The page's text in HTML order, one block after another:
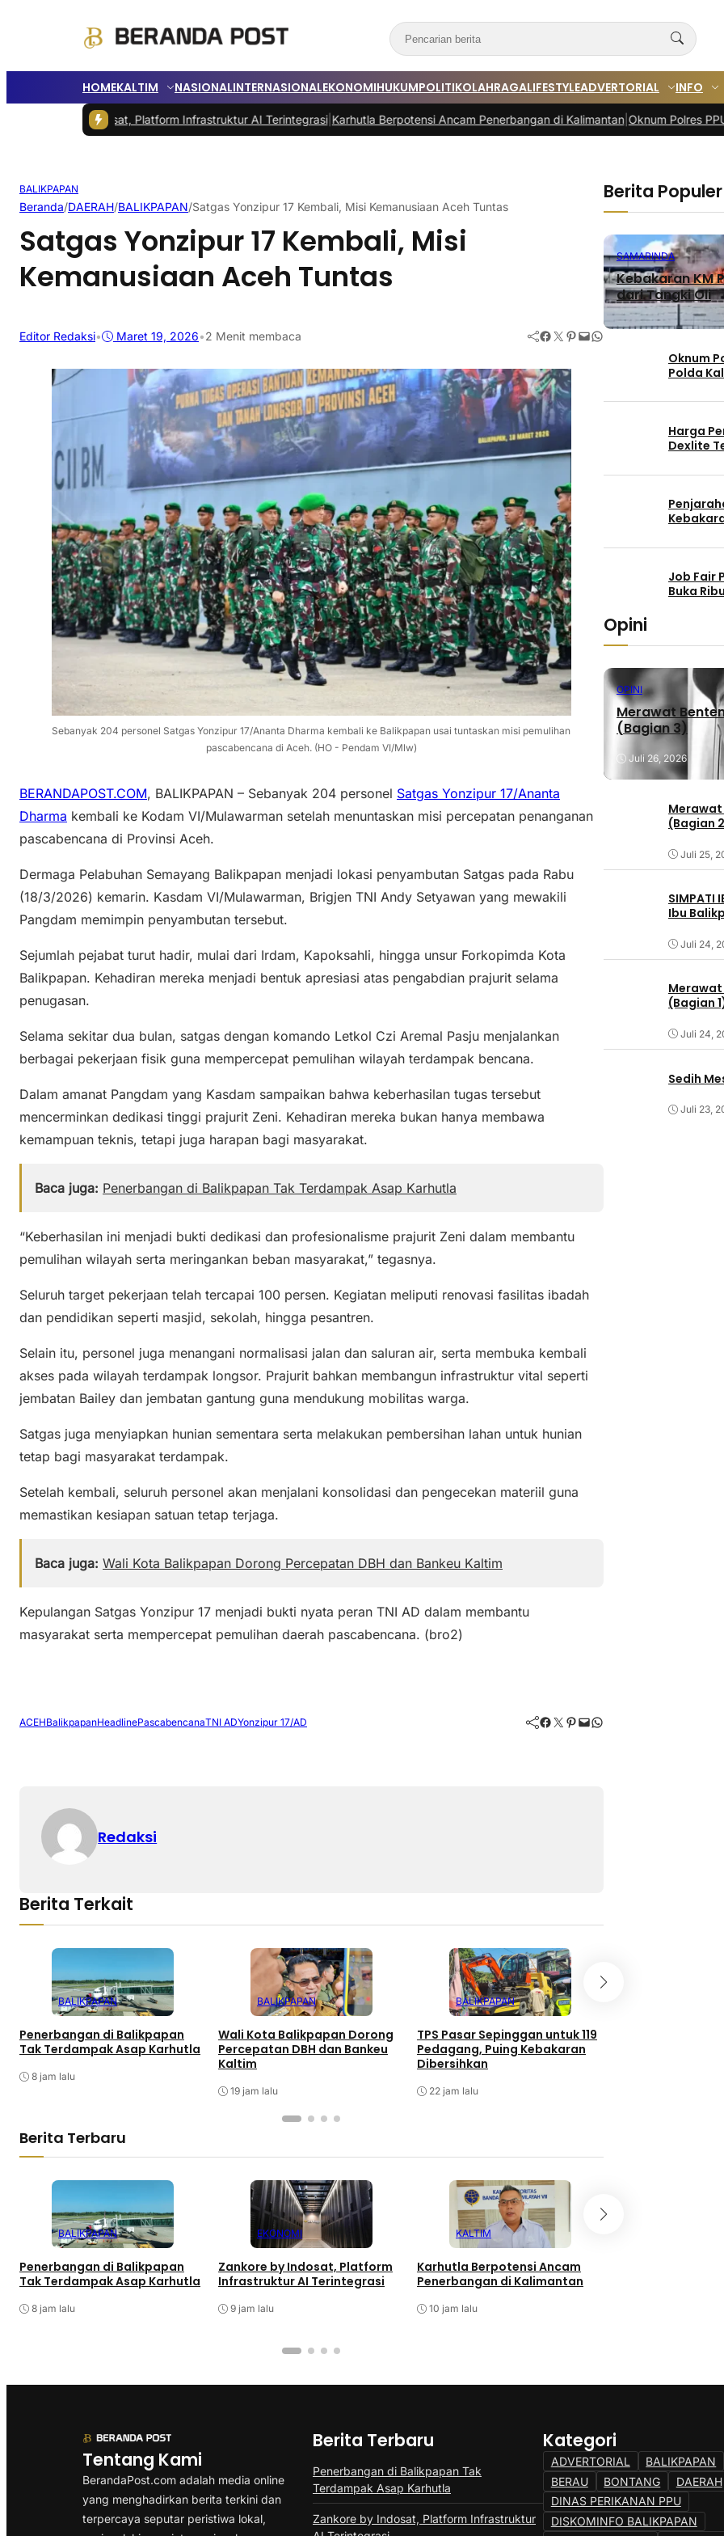
HOMEKALTIM NASIONALINTERNASIONALEKONOMIHUKUMPOLITIKOLAHRAGALIFESTYLEADVERTORIAL INFO
Indosat, Platform Infrastruktur AI Terintegrasi|Karhutla Berpotensi Ancam Penerbangan di Kalimantan |Oknum Polres PPU Diduga
BALIKPAPAN
Beranda/DAERAH/BALIKPAPAN/Satgas Yonzipur 17 Kembali, Misi Kemanusiaan Aceh Tuntas
Satgas Yonzipur 17 Kembali, Misi
Kemanusiaan Aceh Tuntas
Editor Redaksi• Maret 19, 2026•2 Menit membaca Facebook Twitter Pinterest Mail WhatsApp
Sebanyak 204 personel Satgas Yonzipur 17/Ananta Dharma kembali ke Balikpapan usai tuntaskan misi pemulihan
pascabencana di Aceh. (HO - Pendam VI/Mlw)
BERANDAPOST.COM, BALIKPAPAN – Sebanyak 204 personel Satgas Yonzipur 17/Ananta
Dharma kembali ke Kodam VI/Mulawarman setelah menuntaskan misi percepatan penanganan
pascabencana di Provinsi Aceh.
Dermaga Pelabuhan Semayang Balikpapan menjadi lokasi penyambutan Satgas pada Rabu
(18/3/2026) kemarin. Kasdam VI/Mulawarman, Brigjen TNI Andy Setyawan yang mewakili
Pangdam memimpin penyambutan tersebut.
Sejumlah pejabat turut hadir, mulai dari Irdam, Kapoksahli, hingga unsur Forkopimda Kota
Balikpapan. Kehadiran mereka menjadi bentuk apresiasi atas pengabdian prajurit selama
penugasan.
Selama sekitar dua bulan, satgas dengan komando Letkol Czi Aremal Pasju menjalankan
berbagai pekerjaan fisik guna mempercepat pemulihan wilayah terdampak bencana.
Dalam amanat Pangdam yang Kasdam sampaikan bahwa keberhasilan tugas tersebut
mencerminkan dedikasi tinggi prajurit Zeni. Kehadiran mereka bukan hanya membawa
kemampuan teknis, tetapi juga harapan bagi masyarakat.
Baca juga: Penerbangan di Balikpapan Tak Terdampak Asap Karhutla
“Keberhasilan ini menjadi bukti dedikasi dan profesionalisme prajurit Zeni dalam membantu
pemulihan wilayah serta meringankan beban masyarakat,” tegasnya.
Seluruh target pekerjaan telah tercapai 100 persen. Kegiatan meliputi renovasi fasilitas ibadah
dan pendidikan seperti masjid, sekolah, hingga pesantren.
Selain itu, personel juga menangani normalisasi jalan dan saluran air, serta membuka kembali
akses pada wilayah terdampak longsor. Prajurit bahkan membangun infrastruktur vital seperti
jembatan Bailey dan jembatan gantung guna mendukung mobilitas warga.
Satgas juga menyiapkan hunian sementara serta melakukan pembersihan lahan untuk hunian
tetap bagi masyarakat terdampak.
Setelah kembali, seluruh personel akan menjalani konsolidasi dan pengecekan materiil guna
memastikan kesiapan satuan tetap terjaga.
Baca juga: Wali Kota Balikpapan Dorong Percepatan DBH dan Bankeu Kaltim
Kepulangan Satgas Yonzipur 17 menjadi bukti nyata peran TNI AD dalam membantu
masyarakat serta mempercepat pemulihan daerah pascabencana. (bro2)
ACEHBalikpapanHeadlinePascabencanaTNI ADYonzipur 17/AD Facebook Twitter Pinterest Mail WhatsApp
Redaksi
Berita Terkait
BALIKPAPAN
Penerbangan di Balikpapan
Tak Terdampak Asap Karhutla
8 jam lalu
BALIKPAPAN
Wali Kota Balikpapan Dorong
Percepatan DBH dan Bankeu
Kaltim
19 jam lalu
BALIKPAPAN
TPS Pasar Sepinggan untuk 119
Pedagang, Puing Kebakaran
Dibersihkan
22 jam lalu
Berita Terbaru
BALIKPAPAN
Penerbangan di Balikpapan
Tak Terdampak Asap Karhutla
8 jam lalu
EKONOMI
Zankore by Indosat, Platform
Infrastruktur AI Terintegrasi
9 jam lalu
KALTIM
Karhutla Berpotensi Ancam
Penerbangan di Kalimantan
10 jam lalu
Berita Populer
SAMARINDA
Kebakaran KM
dari Tangki Oli
Oknum
Polda
Harga
Dexlite
Job Fair
Buka
Opini
OPINI
Merawat
(Bagian 3)
Juli 26, 2026
Merawat
(Bagian
Juli 25,
SIMPATI
Ibu
Juli 24,
Merawat
(Bagian
Juli 24,
Sedih
Juli 23,
Tentang Kami
BerandaPost.com adalah media online
yang menghadirkan berita terkini dan
terpercaya seputar peristiwa lokal,
Berita Terbaru
Penerbangan di Balikpapan Tak
Terdampak Asap Karhutla
Zankore by Indosat, Platform Infrastruktur
Kategori
ADVERTORIAL
BALIKPAPAN
BERAU
BONTANG
DAERAH
DINAS PERIKANAN PPU
DISKOMINFO BALIKPAPAN